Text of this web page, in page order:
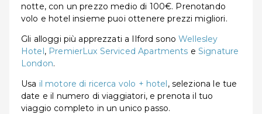
notte, con un prezzo medio di 100€. Prenotando
volo e hotel insieme puoi ottenere prezzi migliori.
Gli alloggi più apprezzati a Ilford sonoWellesley
Hotel, PremierLux Serviced Apartments eSignature
London.
Usa il motore di ricerca volo + hotel, seleziona le tue
date e il numero di viaggiatori, e prenota il tuo
viaggio completo in un unico passo.